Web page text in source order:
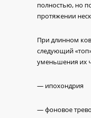
полностью, но
протяжении
При длинном
следующий
уменьшения их
— ипохондрия
— фоновое